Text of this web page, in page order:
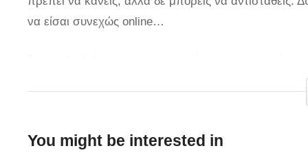
να είσαι συνεχώς online…
κινητό όταν οδηγείτε. Όπως έχουμε αναφέρει και
via
You might be interested in